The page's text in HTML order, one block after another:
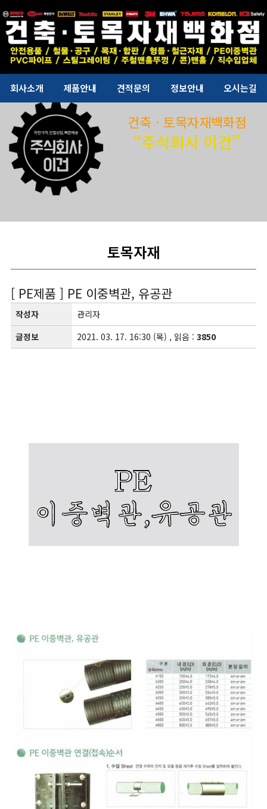
회사소개 제품안내 견적문의 정보안내 오시는길
건축ㆍ토목자재백화점
“주식회사 이건”
토목자재
[ PE제품 ] PE 이중벽관, 유공관
작성자
관리자
글정보
2021. 03. 17. 16:30 (목) , 읽음 : 3850